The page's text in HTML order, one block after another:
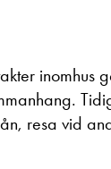
inomhus
resa vid